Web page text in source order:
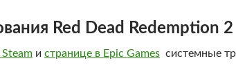
Red Dead Redemption 2
и странице в Epic Games системные